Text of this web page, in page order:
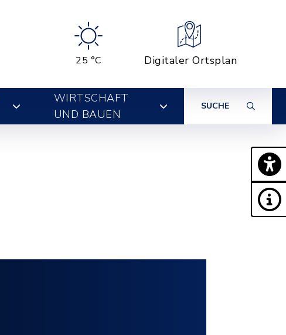
25 °C Digitaler Ortsplan
WIRTSCHAFT
UND BAUEN
SUCHE